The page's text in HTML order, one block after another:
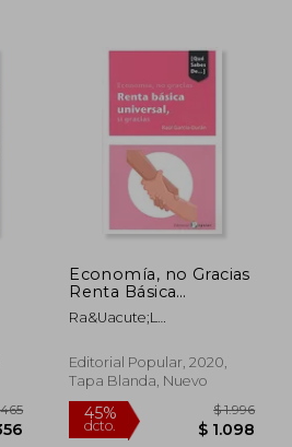
Economía, no Gracias
Renta Básica
Universal, sí Gracias
Ra&Uacute;L
Dur&Aacute;N
Editorial Popular, 2020,
Tapa Blanda, Nuevo